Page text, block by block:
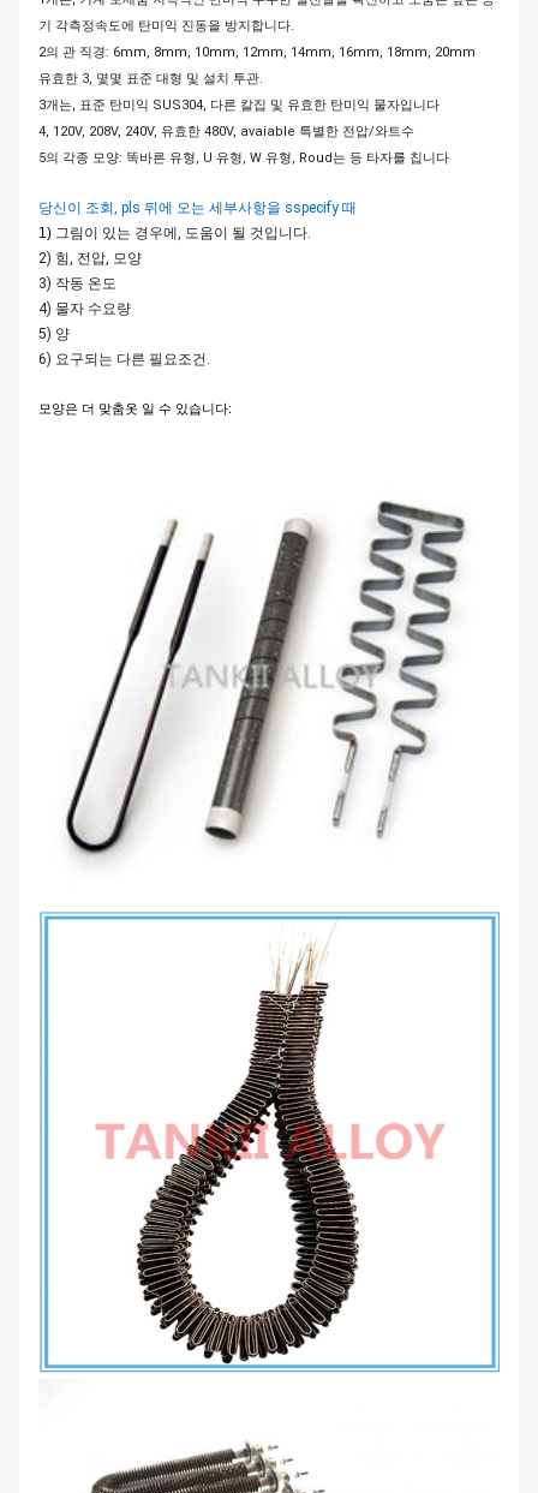
기 각측정속도에 탄미익 진동을 방지합니다.
2의 관 직경: 6mm, 8mm, 10mm, 12mm, 14mm, 16mm, 18mm, 20mm
유효한 3, 몇몇 표준 대형 및 설치 투관.
3개는, 표준 탄미익 SUS304, 다른 칼집 및 유효한 탄미익 물자입니다
4, 120V, 208V, 240V, 유효한 480V, avaiable 특별한 전압/와트수
5의 각종 모양: 똑바른 유형, U 유형, W 유형, Roud는 등 타자를 칩니다
당신이 조회, pls 뒤에 오는 세부사항을 sspecify 때
1) 그림이 있는 경우에, 도움이 될 것입니다.
2) 힘, 전압, 모양
3) 작동 온도
4) 물자 수요량
5) 양
6) 요구되는 다른 필요조건.
모양은 더 맞춤옷 일 수 있습니다: